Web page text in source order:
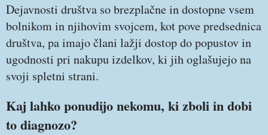
Dejavnosti društva so brezplačne in dostopne vsem
bolnikom in njihovim svojcem, kot pove predsednica
društva, pa imajo člani lažji dostop do popustov in
ugodnosti pri nakupu izdelkov, ki jih oglašujejo na
svoji spletni strani.
Kaj lahko ponudijo nekomu, ki zboli in dobi
to diagnozo?